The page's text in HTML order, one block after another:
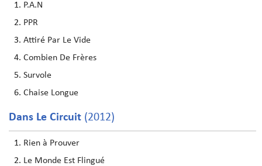
P.A.N
PPR
Attiré Par Le Vide
Combien De Frères
Survole
Chaise Longue
Dans Le Circuit (2012)
Rien à Prouver
Le Monde Est Flingué